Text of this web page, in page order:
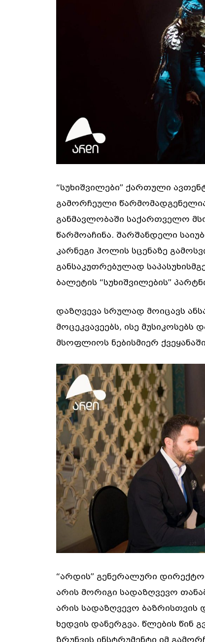
“სუხიშვილები” ქართული
გამორჩეული
განმავლობაში საქართველო
წარმოაჩინა. შარშანდელი
კარნეგი ჰოლის სცენაზე
განსაკუთრებულად
ბალეტის “სუხიშვილების”
დაზღვევა სრულად მოიცავს
მოცეკვავეებს, ისე
მსოფლიოს ნებისმიერ
“არდის” გენერალური
არის მორიგი სადაზღვევო
არის სადაზღვევო ბაზრისთვის
ხედვის დანერგვა. წლების წინ
ზრუნვის ინსტრუმენტი იმ